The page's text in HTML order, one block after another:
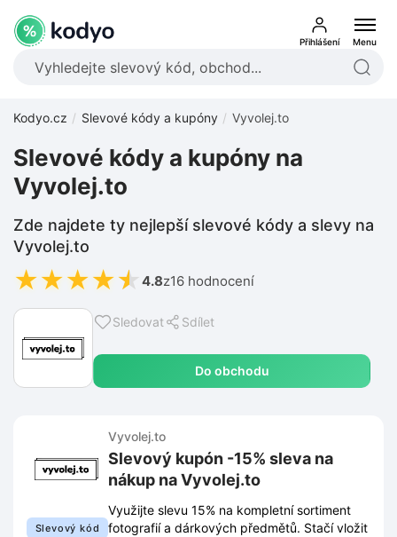
Přihlášení Menu
Kodyo.cz Slevové kódy a kupóny Vyvolej.to
Sledovat Sdílet
Do obchodu
Slevové kódy a kupóny na
Vyvolej.to
Zde najdete ty nejlepší slevové kódy a slevy na
Vyvolej.to
★★★★★ 4.8z16 hodnocení
Slevový kód
Vyvolej.to
Slevový kupón -15% sleva na
nákup na Vyvolej.to
Využijte slevu 15% na kompletní sortiment
fotografií a dárkových předmětů. Stačí vložit